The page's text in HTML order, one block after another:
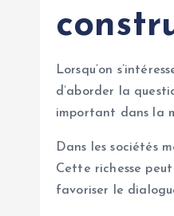
Lorsqu’on
d’aborder la
important dans la
Dans les sociétés
Cette richesse
favoriser le